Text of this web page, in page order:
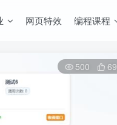
网页特效 编程课程
500 69